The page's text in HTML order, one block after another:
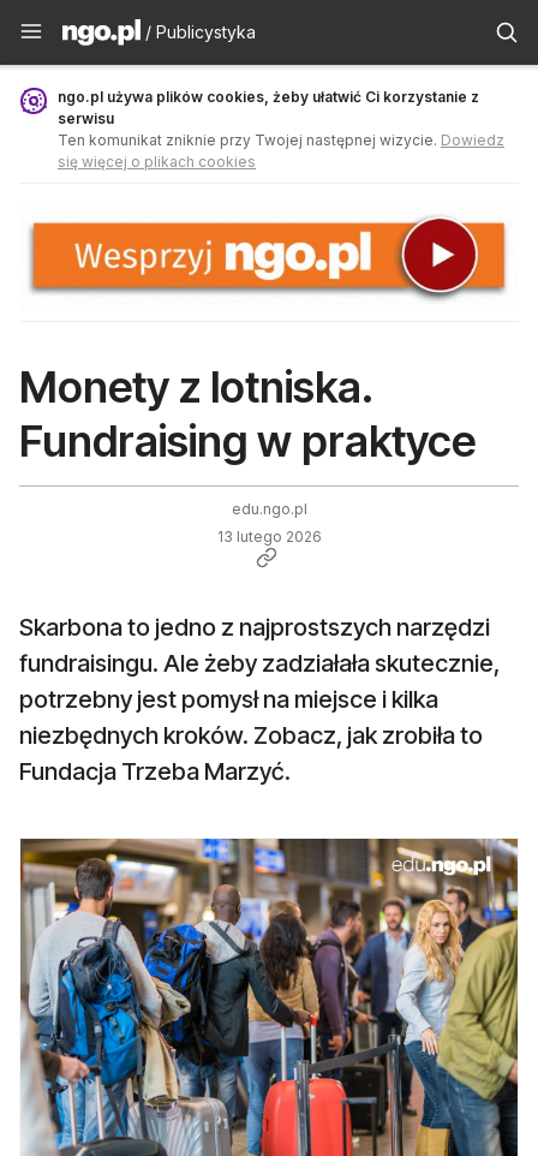
Publicystyka - ngo.pl
/ Publicystyka
ngo.pl używa plików cookies, żeby ułatwić Ci korzystanie z
serwisu
Ten komunikat zniknie przy Twojej następnej wizycie. Dowiedz
się więcej o plikach cookies
Monety z lotniska.
Fundraising w praktyce
edu.ngo.pl
13 lutego 2026
Skarbona to jedno z najprostszych narzędzi
fundraisingu. Ale żeby zadziałała skutecznie,
potrzebny jest pomysł na miejsce i kilka
niezbędnych kroków. Zobacz, jak zrobiła to
Fundacja Trzeba Marzyć.